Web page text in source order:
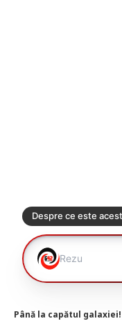
Până la capătul galaxiei!